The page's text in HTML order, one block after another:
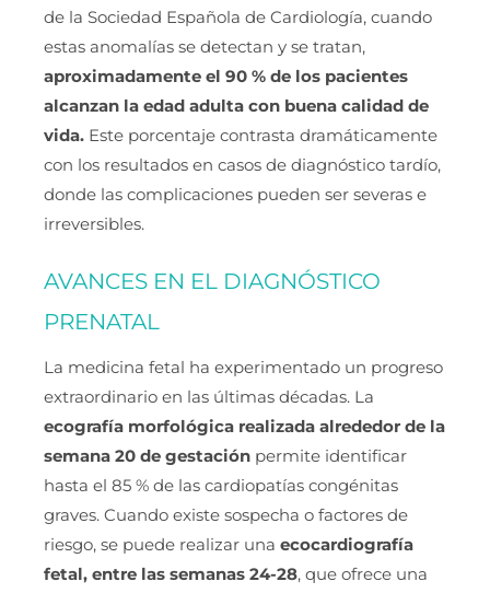
de la Sociedad Española de Cardiología, cuando
estas anomalías se detectan y se tratan,
aproximadamente el 90 % de los pacientes
alcanzan la edad adulta con buena calidad de
vida. Este porcentaje contrasta dramáticamente
con los resultados en casos de diagnóstico tardío,
donde las complicaciones pueden ser severas e
irreversibles.
AVANCES EN EL DIAGNÓSTICO
PRENATAL
La medicina fetal ha experimentado un progreso
extraordinario en las últimas décadas. La
ecografía morfológica realizada alrededor de la
semana 20 de gestación permite identificar
hasta el 85 % de las cardiopatías congénitas
graves. Cuando existe sospecha o factores de
riesgo, se puede realizar una ecocardiografía
fetal, entre las semanas 24-28, que ofrece una